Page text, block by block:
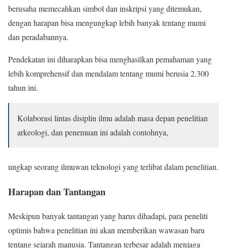
berusaha memecahkan simbol dan inskripsi yang ditemukan,
dengan harapan bisa mengungkap lebih banyak tentang mumi
dan peradabannya.
Pendekatan ini diharapkan bisa menghasilkan pemahaman yang
lebih komprehensif dan mendalam tentang mumi berusia 2.300
tahun ini.
Kolaborasi lintas disiplin ilmu adalah masa depan penelitian
arkeologi, dan penemuan ini adalah contohnya,
ungkap seorang ilmuwan teknologi yang terlibat dalam penelitian.
Harapan dan Tantangan
Meskipun banyak tantangan yang harus dihadapi, para peneliti
optimis bahwa penelitian ini akan memberikan wawasan baru
tentang sejarah manusia. Tantangan terbesar adalah menjaga